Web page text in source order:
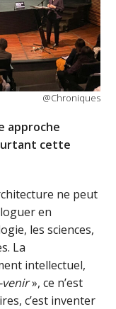
@Chroniques
approche
cette
ne peut
en
les sciences,
La
intellectuel,
venir», ce n’est
c’est inventer